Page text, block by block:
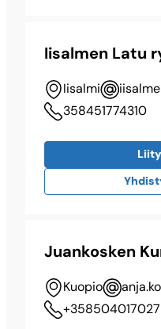
Iisalmen Latu
Iisalmi
358451774310
Juankosken
Kuopio
+358504017027